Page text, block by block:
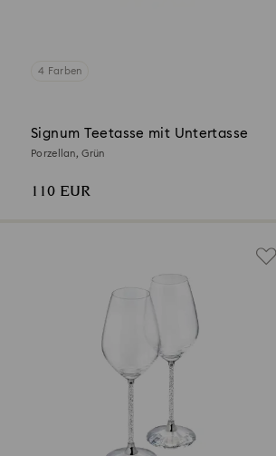
4 Farben
Signum Teetasse mit Untertasse
Porzellan, Grün
110 EUR